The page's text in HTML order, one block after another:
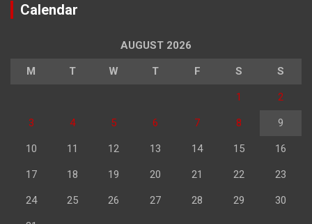
Calendar
AUGUST 2026
M T W T F S S
1 2
3 4 5 6 7 8 9
10 11 12 13 14 15 16
17 18 19 20 21 22 23
24 25 26 27 28 29 30